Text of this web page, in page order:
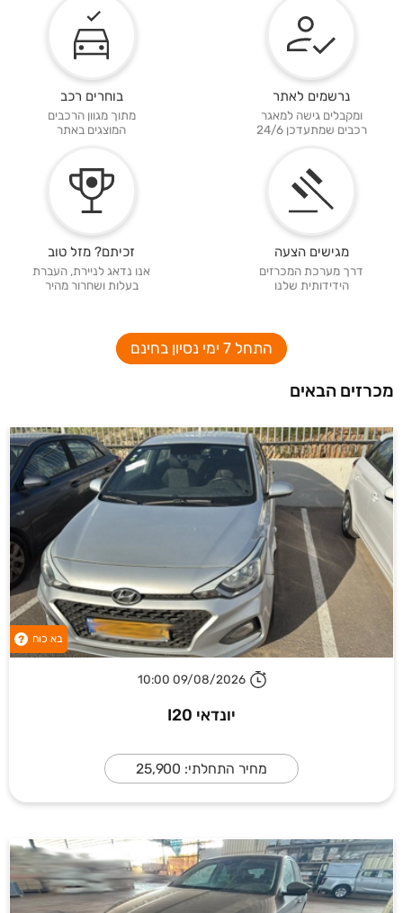
נרשמים לאתר
ומקבלים גישה למאגר
רכבים שמתעדכן 24/6
בוחרים רכב
מתוך מגוון הרכבים
המוצגים באתר
מגישים הצעה
דרך מערכת המכרזים
הידידותית שלנו
זכיתם? מזל טוב
אנו נדאג לניירת, העברת
בעלות ושחרור מהיר
התחל 7 ימי נסיון בחינם
מכרזים הבאים
בא כוח ?
09/08/2026 10:00
יונדאי I20
מחיר התחלתי: 25,900